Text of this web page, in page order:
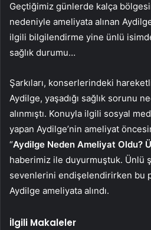
Geçtiğimiz günlerde kalça
nedeniyle ameliyata alınan
ilgili bilgilendirme yine ünlü
sağlık durumu…
Şarkıları, konserlerindeki
Aydilge, yaşadığı sağlık sorunu
alınmıştı. Konuyla ilgili sosyal
yapan Aydilge’nin ameliyat
“Aydilge Neden Ameliyat Oldu?
haberimiz ile duyurmuştuk. Ünlü
sevenlerini endişelendirirken bu
Aydilge ameliyata alındı.
İlgili Makaleler